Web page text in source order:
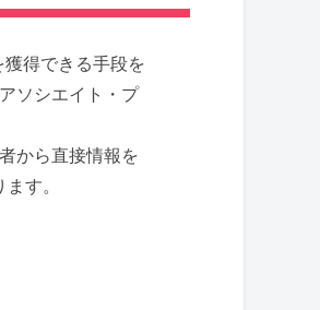
得できる手段を
ソシエイト・プ
から直接情報を
す。